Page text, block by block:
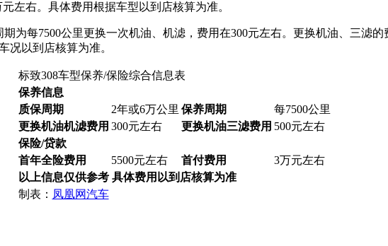
左右。具体费用根据车型以到店核算为准。
为每7500公里更换一次机油、机滤，费用在300元左右。更换机油、三滤
况以到店核算为准。
标致308车型保养/保险综合信息表
保养信息
质保周期
2年或6万公里 保养周期
每7500公里
更换机油机滤费用 300元左右 更换机油三滤费用 500元左右
保险/贷款
首年全险费用
5500元左右 首付费用
3万元左右
以上信息仅供参考 具体费用以到店核算为准
制表： 凤凰网汽车